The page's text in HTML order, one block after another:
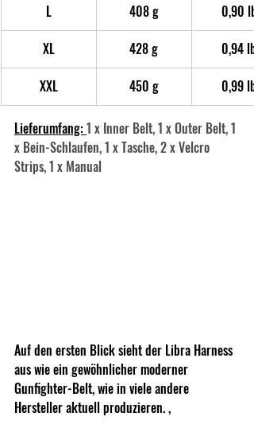
L
408 g
0,90 lb
XL
428 g
0,94 lb
XXL
450 g 0,99 lb
Lieferumfang: 1 x Inner Belt, 1 x Outer Belt, 1
x Bein-Schlaufen, 1 x Tasche, 2 x Velcro
Strips, 1 x Manual
Auf den ersten Blick sieht der Libra Harness
aus wie ein gewöhnlicher moderner
Gunfighter-Belt, wie in viele andere
Hersteller aktuell produzieren. ,